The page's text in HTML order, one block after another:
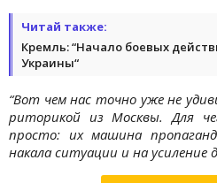
Читай также:
Кремль: “Начало боевых
Украины“
“Вот чем нас точно уже не
риторикой из Москвы. Для
просто: их машина
накала ситуации и на усиление